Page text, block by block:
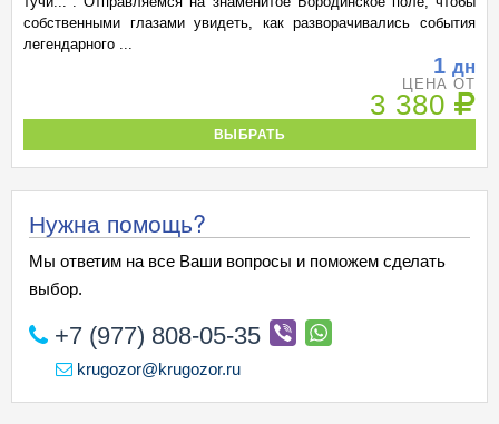
собственными глазами увидеть, как разворачивались события
легендарного ...
1 дн
ЦЕНА ОТ
3 380
ВЫБРАТЬ
Нужна помощь?
Мы ответим на все Ваши вопросы и поможем сделать
выбор.
+7 (977) 808-05-35
krugozor@krugozor.ru